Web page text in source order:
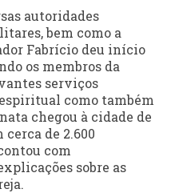
autoridades
bem como a
Fabrício deu início
os membros da
serviços
como também
chegou à cidade de
de 2.600
com
sobre as